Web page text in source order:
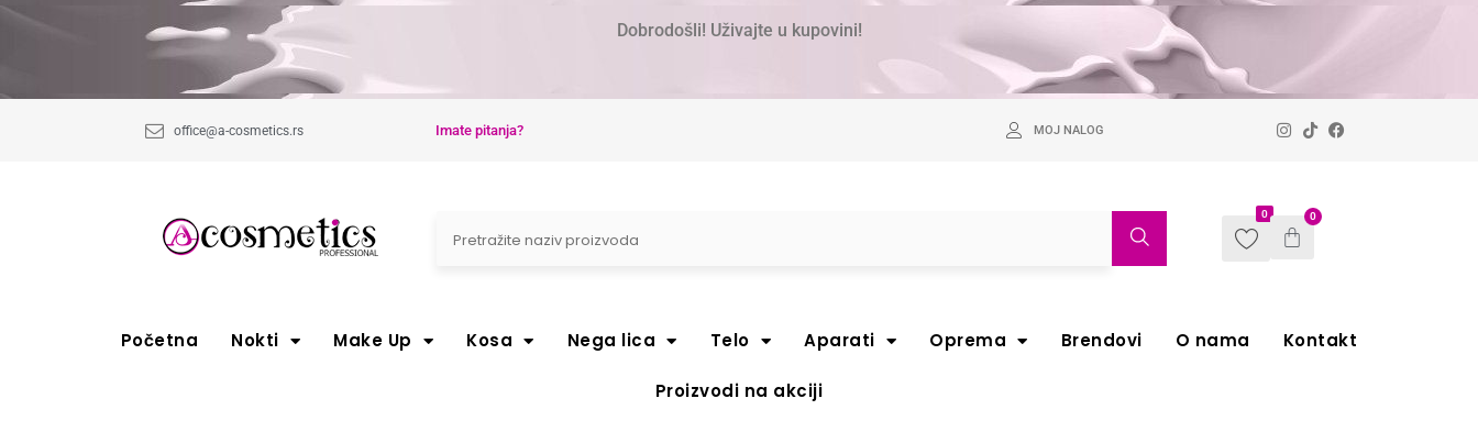
Dobrodošli! Uživajte u kupovini!
office@a-cosmetics.rs Imate pitanja? MOJ NALOG
0 0
Početna Nokti Make Up Kosa Nega lica Telo Aparati Oprema Brendovi O nama Kontakt
Proizvodi na akciji